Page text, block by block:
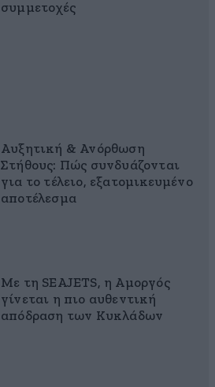
συμμετοχές
Αυξητική & Ανόρθωση
Στήθους: Πώς συνδυάζονται
για το τέλειο, εξατομικευμένο
αποτέλεσμα
Με τη SEAJETS, η Αμοργός
γίνεται η πιο αυθεντική
απόδραση των Κυκλάδων